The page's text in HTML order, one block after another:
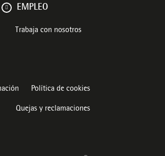
EMPLEO
Trabaja con nosotros
Política de cookies
Quejas y reclamaciones